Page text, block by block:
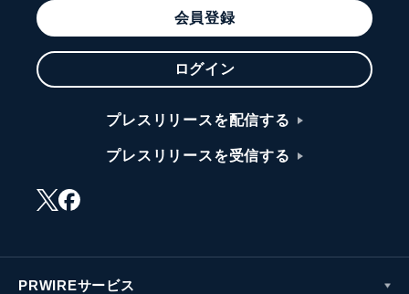
会員登録
ログイン
プレスリリースを配信する
プレスリリースを受信する
PRWIREサービス